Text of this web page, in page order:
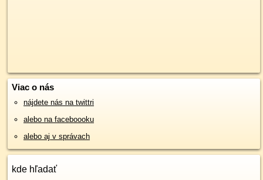
Viac o nás
nájdete nás na twittri
alebo na faceboooku
alebo aj v správach
kde hľadať